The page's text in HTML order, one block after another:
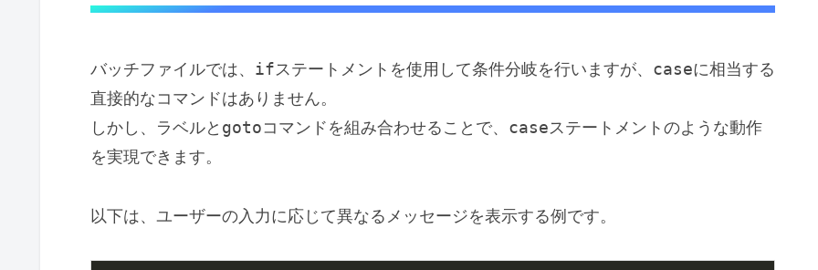
バッチファイルでは、 ifステートメントを使用して条件分岐を行いますが、 caseに相当する
直接的なコマンドはありません。
しかし、ラベルと gotoコマンドを組み合わせることで、 caseステートメントのような動作
を実現できます。
以下は、ユーザーの入力に応じて異なるメッセージを表示する例です。